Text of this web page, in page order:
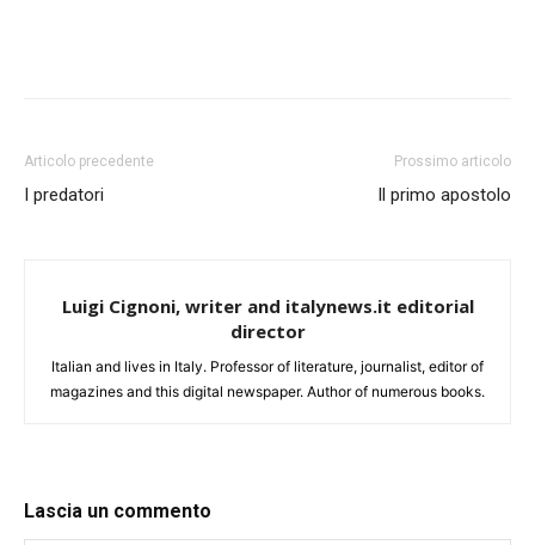
Articolo precedente
I predatori
Prossimo articolo
Il primo apostolo
Luigi Cignoni, writer and italynews.it editorial
director
Italian and lives in Italy. Professor of literature, journalist, editor of
magazines and this digital newspaper. Author of numerous books.
Lascia un commento